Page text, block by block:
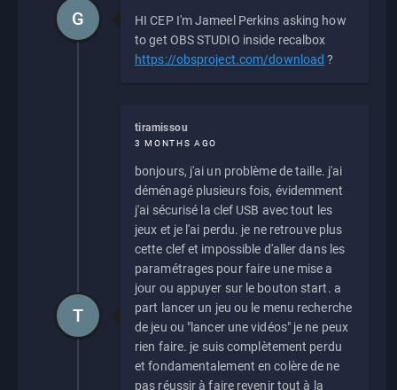
HI CEP I'm Jameel Perkins asking how
to get OBS STUDIO inside recalbox
https://obsproject.com/download ?
G
tiramissou
3 MONTHS AGO
bonjours, j'ai un problème de taille. j'ai
déménagé plusieurs fois, évidemment
j'ai sécurisé la clef USB avec tout les
jeux et je l'ai perdu. je ne retrouve plus
cette clef et impossible d'aller dans les
paramétrages pour faire une mise a
jour ou appuyer sur le bouton start. a
part lancer un jeu ou le menu recherche
de jeu ou "lancer une vidéos" je ne peux
rien faire. je suis complètement perdu
et fondamentalement en colère de ne
pas réussir à faire revenir tout à la
T